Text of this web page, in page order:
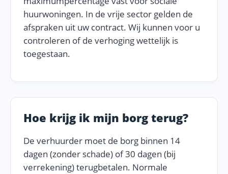
huurwoningen. In de vrije sector gelden de
afspraken uit uw contract. Wij kunnen voor u
controleren of de verhoging wettelijk is
toegestaan.
Hoe krijg ik mijn borg terug?
De verhuurder moet de borg binnen 14
dagen (zonder schade) of 30 dagen (bij
verrekening) terugbetalen. Normale